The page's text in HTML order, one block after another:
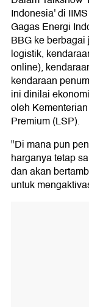
Indonesia' di
Gagas Energi
BBG ke
logistik,
online),
kendaraan
ini dinilai
oleh
Premium (LSP).
"Di mana pun
harganya tetap
dan akan
untuk